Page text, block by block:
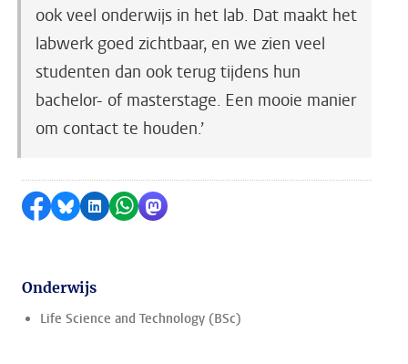
ook veel onderwijs in het lab. Dat maakt het
labwerk goed zichtbaar, en we zien veel
studenten dan ook terug tijdens hun
bachelor- of masterstage. Een mooie manier
om contact te houden.’
Delen op Facebook
Delen via Bluesky
Delen op LinkedIn
Delen via WhatsApp
Delen via Mastodon
Onderwijs
Life Science and Technology (BSc)